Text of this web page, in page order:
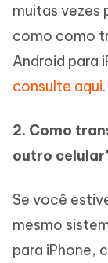
muitas vezes
como como
Android para
consulte aqui.
2. Como
outro
Se você
mesmo
para iPhone,